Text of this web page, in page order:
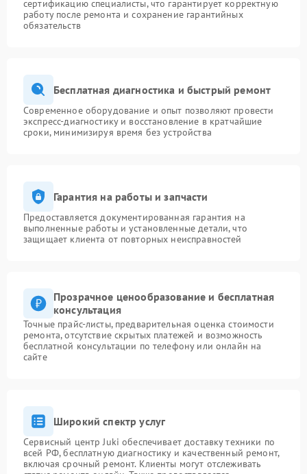
сертификацию специалисты, что гарантирует корректную
работу после ремонта и сохранение гарантийных
обязательств
Бесплатная диагностика и быстрый ремонт
Современное оборудование и опыт позволяют провести
экспресс-диагностику и восстановление в кратчайшие
сроки, минимизируя время без устройства
Гарантия на работы и запчасти
Предоставляется документированная гарантия на
выполненные работы и установленные детали, что
защищает клиента от повторных неисправностей
Прозрачное ценообразование и бесплатная
консультация
Точные прайс-листы, предварительная оценка стоимости
ремонта, отсутствие скрытых платежей и возможность
бесплатной консультации по телефону или онлайн на
сайте
Широкий спектр услуг
Сервисный центр Juki обеспечивает доставку техники по
всей РФ, бесплатную диагностику и качественный ремонт,
включая срочный ремонт. Клиенты могут отслеживать